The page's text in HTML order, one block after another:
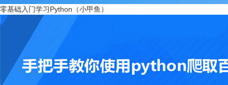
零基础入门学习Python（小甲鱼）